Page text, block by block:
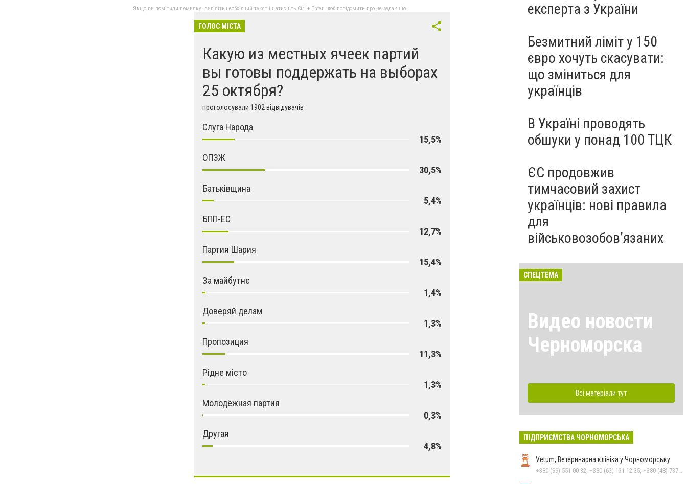
Якщо ви помітили помилку, виділіть необхідний текст і натисніть Ctrl + Enter, щоб повідомити про це редакцію
ГОЛОС МІСТА
Какую из местных ячеек партий
вы готовы поддержать на выборах
25 октября?
проголосували 1902 відвідувачів
Слуга Народа
15,5%
ОПЗЖ
30,5%
Батьківщина
5,4%
БПП-ЕС
12,7%
Партия Шария
15,4%
За майбутнє
1,4%
Доверяй делам
1,3%
Пропозиция
11,3%
Рідне місто
1,3%
Молодёжная партия
0,3%
Другая
4,8%
експерта з України
Безмитний ліміт у 150
євро хочуть скасувати:
що зміниться для
українців
В Україні проводять
обшуки у понад 100 ТЦК
ЄС продовжив
тимчасовий захист
українців: нові правила
для
військовозобов’язаних
СПЕЦТЕМА
Видео новости
Черноморска
Всі матеріали тут
ПІДПРИЄМСТВА ЧОРНОМОРСЬКА
Vetum, Ветеринарна клініка у Чорноморську